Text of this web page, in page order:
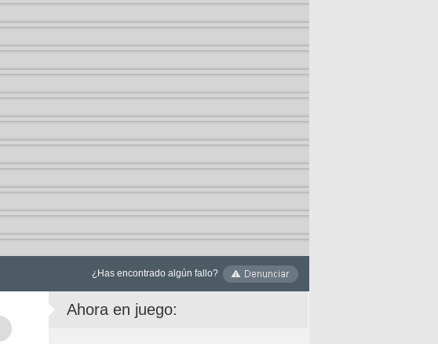
¿Has encontrado algún fallo?
Ahora en juego: